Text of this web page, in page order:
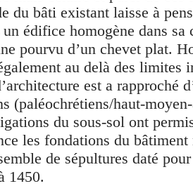
du bâti existant laisse à
édifice homogène dans sa
pourvu d’un chevet plat.
au delà des limites
est a rapproché
(paléochrétiens/haut-
du sous-sol ont
les fondations du bâtiment
de sépultures daté
1450.